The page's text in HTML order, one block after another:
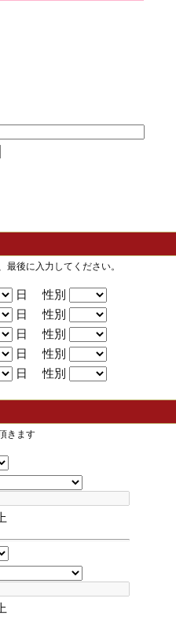
後に入力してください。
日 性別
日 性別
日 性別
日 性別
日 性別
きます